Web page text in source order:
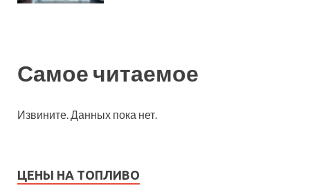
Самое читаемое
Извините. Данных пока нет.
ЦЕНЫ НА ТОПЛИВО